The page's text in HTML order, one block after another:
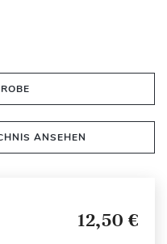
ANSEHEN
12,50 €